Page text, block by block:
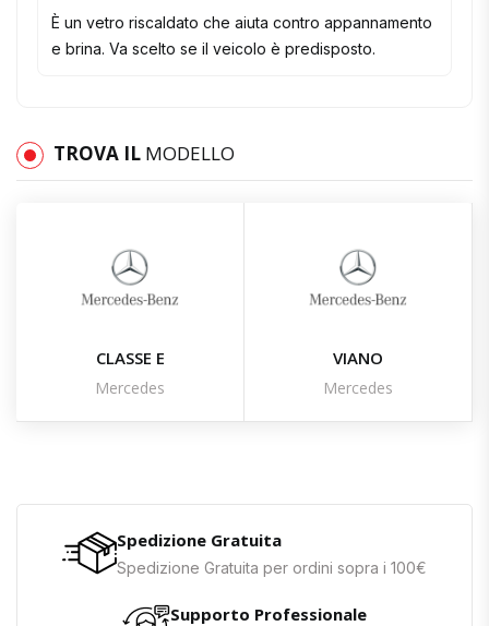
È un vetro riscaldato che aiuta contro appannamento
e brina. Va scelto se il veicolo è predisposto.
TROVA IL MODELLO
CLASSE E
Mercedes
VIANO
Mercedes
Spedizione Gratuita
Spedizione Gratuita per ordini sopra i 100€
Supporto Professionale